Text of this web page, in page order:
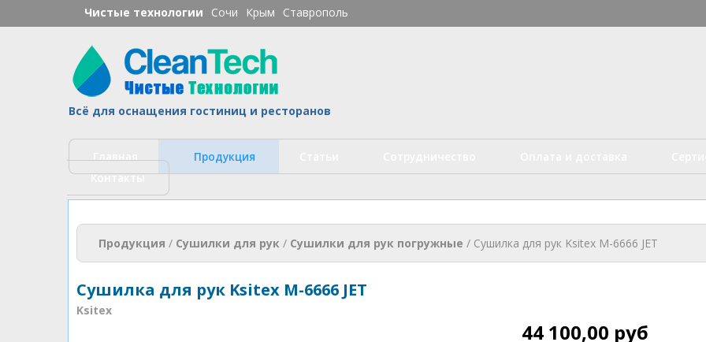
основному
Чистые технологии Сочи Крым Ставрополь
Всё для оснащения гостиниц и ресторанов
Главная Продукция
Контакты
Вы здесь
Продукция / Сушилки для рук / Сушилки для рук погружные / Сушилка для рук Ksitex M-6666 JET
Сушилка для рук Ksitex M-6666 JET
Ksitex
44 100,00 руб